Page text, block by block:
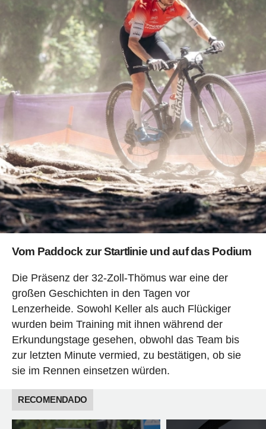
Vom Paddock zur Startlinie und auf das Podium
Die Präsenz der 32-Zoll-Thömus war eine der
großen Geschichten in den Tagen vor
Lenzerheide. Sowohl Keller als auch Flückiger
wurden beim Training mit ihnen während der
Erkundungstage gesehen, obwohl das Team bis
zur letzten Minute vermied, zu bestätigen, ob sie
sie im Rennen einsetzen würden.
RECOMENDADO